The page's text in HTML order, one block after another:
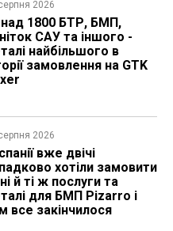
2026
1800 БТР, БМП,
САУ та іншого -
найбільшого в
замовлення на GTK
2026
вже двічі
хотіли замовити
й ті ж послуги та
для БМП Pizarro і
все закінчилося